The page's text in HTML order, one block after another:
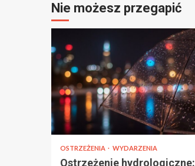
Nie możesz przegapić
OSTRZEŻENIA WYDARZENIA
Ostrzeżenie hydrologiczne: